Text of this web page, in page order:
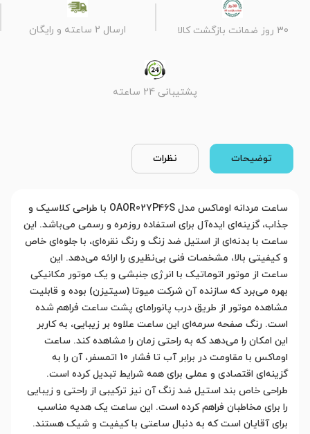
30 روز ضمانت بازگشت کالا ارسال 2 ساعته و رایگان
پشتیبانی 24 ساعته
توضیحات نظرات
ساعت مردانه اوماکس مدل OAOR027P46S با طراحی کلاسیک و
جذاب، گزینه‌ای ایده‌آل برای استفاده روزمره و رسمی می‌باشد. این
ساعت با بدنه‌ای از استیل ضد زنگ و رنگ نقره‌ای، با جلوه‌ای خاص
و کیفیتی بالا، مشخصات فنی بی‌نظیری را ارائه می‌دهد. این
ساعت از موتور اتوماتیک با انرژی جنبشی و یک موتور مکانیکی
بهره می‌برد که سازنده آن شرکت میوتا (سیتیزن) بوده و قابلیت
مشاهده موتور از طریق درب پانورامای پشت ساعت فراهم شده
است. رنگ صفحه سرمه‌ای این ساعت علاوه بر زیبایی، به کاربر
این امکان را می‌دهد که به راحتی زمان را مشاهده کند. ساعت
اوماکس با مقاومت در برابر آب تا فشار 10 اتمسفر، آن را به
گزینه‌ای اقتصادی و عملی برای همه شرایط تبدیل کرده است.
طراحی خاص بند استیل ضد زنگ آن نیز ترکیبی از راحتی و زیبایی
را برای مخاطبان فراهم کرده است. این ساعت یک هدیه مناسب
برای آقایان است که به دنبال ساعتی با کیفیت و شیک هستند.